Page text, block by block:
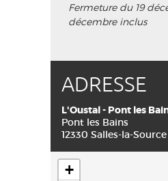
Fermeture du 19
décembre inclus
ADRESSE
L'Oustal - Pont les
Pont les Bains
12330 Salles-la-Source
+